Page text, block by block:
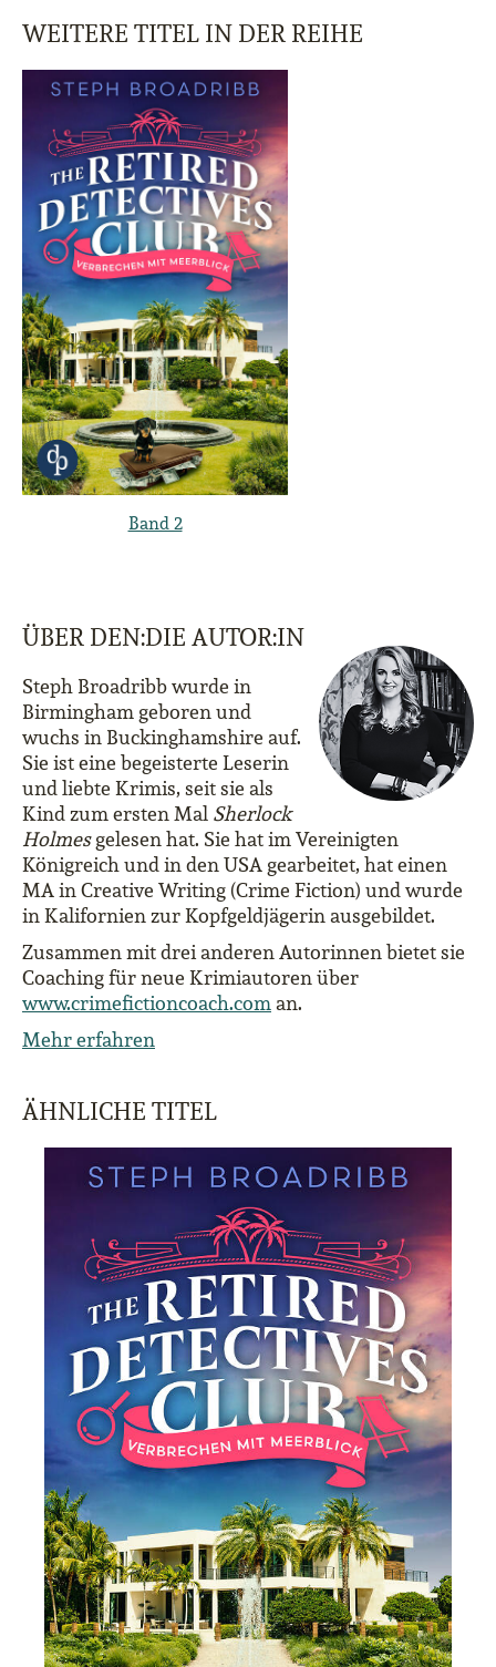
WEITERE TITEL IN DER REIHE
Band 2
ÜBER DEN:DIE AUTOR:IN
Steph Broadribb wurde in
Birmingham geboren und
wuchs in Buckinghamshire auf.
Sie ist eine begeisterte Leserin
und liebte Krimis, seit sie als
Kind zum ersten Mal Sherlock
Holmesgelesen hat. Sie hat im Vereinigten
Königreich und in den USA gearbeitet, hat einen
MA in Creative Writing (Crime Fiction) und wurde
in Kalifornien zur Kopfgeldjägerin ausgebildet.
Zusammen mit drei anderen Autorinnen bietet sie
Coaching für neue Krimiautoren über
www.crimefictioncoach.coman.
Mehr erfahren
ÄHNLICHE TITEL